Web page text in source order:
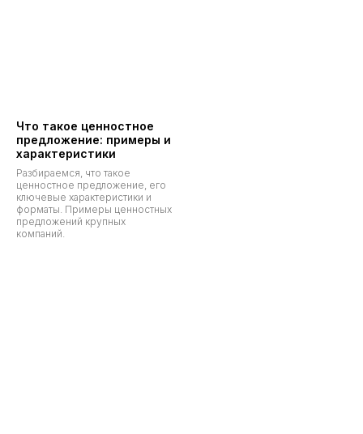
Что такое ценностное
предложение: примеры и
характеристики
Разбираемся, что такое
ценностное предложение, его
ключевые характеристики и
форматы. Примеры ценностных
предложений крупных
компаний.